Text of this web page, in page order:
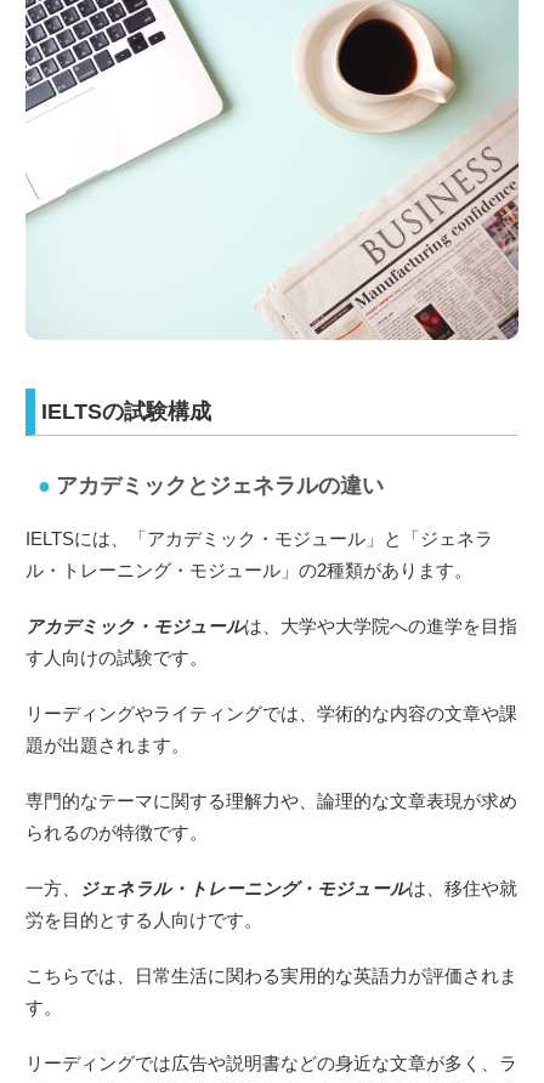
IELTSの試験構成
アカデミックとジェネラルの違い
IELTSには、「アカデミック・モジュール」と「ジェネラ
ル・トレーニング・モジュール」の2種類があります。
アカデミック・モジュールは、大学や大学院への進学を目指
す人向けの試験です。
リーディングやライティングでは、学術的な内容の文章や課
題が出題されます。
専門的なテーマに関する理解力や、論理的な文章表現が求め
られるのが特徴です。
一方、 ジェネラル・トレーニング・モジュールは、移住や就
労を目的とする人向けです。
こちらでは、日常生活に関わる実用的な英語力が評価されま
す。
リーディングでは広告や説明書などの身近な文章が多く、ラ